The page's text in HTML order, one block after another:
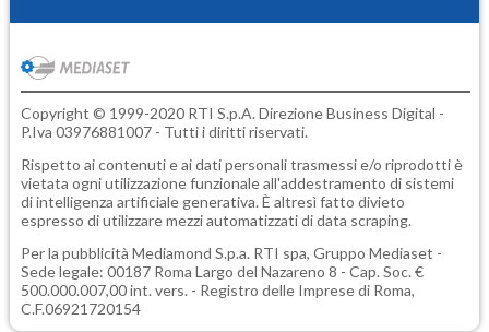
Copyright © 1999-2020 RTI S.p.A. Direzione Business Digital -
P.Iva 03976881007 - Tutti i diritti riservati.
Rispetto ai contenuti e ai dati personali trasmessi e/o riprodotti è
vietata ogni utilizzazione funzionale all'addestramento di sistemi
di intelligenza artificiale generativa. È altresì fatto divieto
espresso di utilizzare mezzi automatizzati di data scraping.
Per la pubblicità Mediamond S.p.a. RTI spa, Gruppo Mediaset -
Sede legale: 00187 Roma Largo del Nazareno 8 - Cap. Soc. €
500.000.007,00 int. vers. - Registro delle Imprese di Roma,
C.F.06921720154